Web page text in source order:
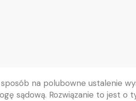
na polubowne ustalenie
sądową. Rozwiązanie to jest o